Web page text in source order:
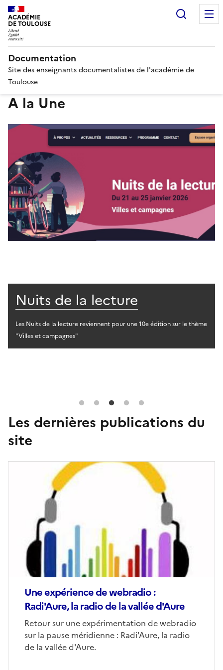
ACADÉMIE
DE TOULOUSE
Documentation
Site des enseignants documentalistes de l'académie de
Toulouse
A la Une
Nuits de la lecture
Les Nuits de la lecture reviennent pour une 10e édition sur le thème
"Villes et campagnes"
Les dernières publications du
site
Une expérience de webradio :
Radi'Aure, la radio de la vallée d'Aure
Corps
Retour sur une expérimentation de webradio
sur la pause méridienne : Radi'Aure, la radio
de la vallée d'Aure.
(conseillée)